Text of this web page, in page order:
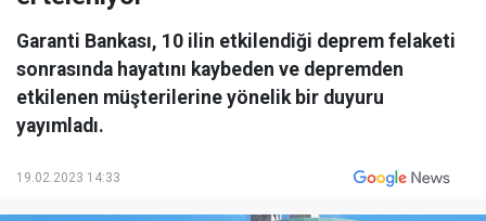
Garanti Bankası, 10 ilin etkilendiği deprem felaketi
sonrasında hayatını kaybeden ve depremden
etkilenen müşterilerine yönelik bir duyuru
yayımladı.
19.02.2023 14:33